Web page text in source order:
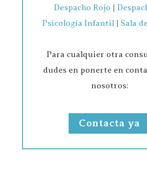
Despacho Rojo |
Psicología Infantil| Sala
Para cualquier otra
dudes en ponerte en
nosotros:
Contacta ya